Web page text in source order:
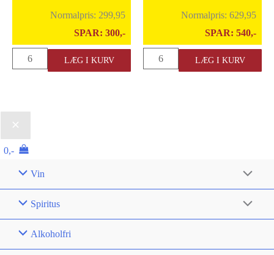
Normalpris: 299,95
SPAR: 300,-
Gunsight
Sauvignon
"Paso
Roble"
LÆG I KURV
Normalpris: 629,95
SPAR: 540,-
World's
LÆG I KURV
0,-
Vin
Spiritus
Alkoholfri